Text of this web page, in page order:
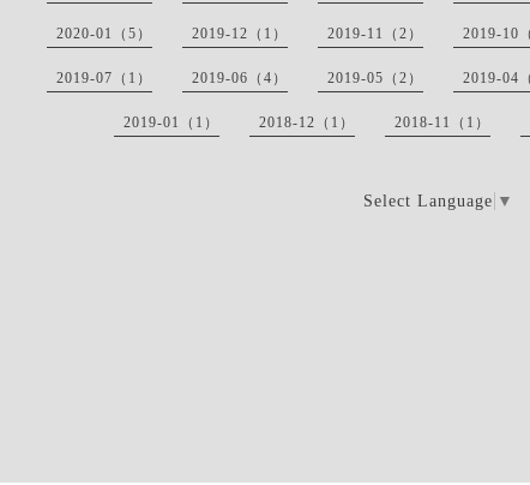
2020-01（5） 2019-12（1） 2019-11（2） 2019-10
2019-07（1） 2019-06（4） 2019-05（2） 2019-04
2019-01（1） 2018-12（1） 2018-11（1）
Select Language ▼